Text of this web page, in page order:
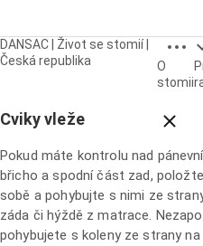
DANSAC | Život se stomií |
Česká republika
Close
O
stomii
Období
Cviky vleže
Pokud máte kontrolu nad
břicho a spodní část zad,
sobě a pohybujte s nimi ze
záda či hýždě z matrace.
pohybujete s koleny ze strany